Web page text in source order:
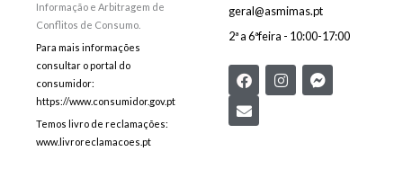
Informação e Arbitragem de
Conflitos de Consumo.
Para mais informações
consultar o portal do
consumidor:
https://www.consumidor.gov.pt
Temos livro de reclamações:
www.livroreclamacoes.pt
geral@asmimas.pt
2ª a 6ªfeira - 10:00-17:00
F
a
c
e
I
n
F
a
E
n
v
e